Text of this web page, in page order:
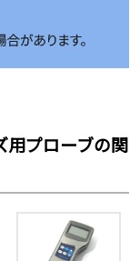
用プローブの関